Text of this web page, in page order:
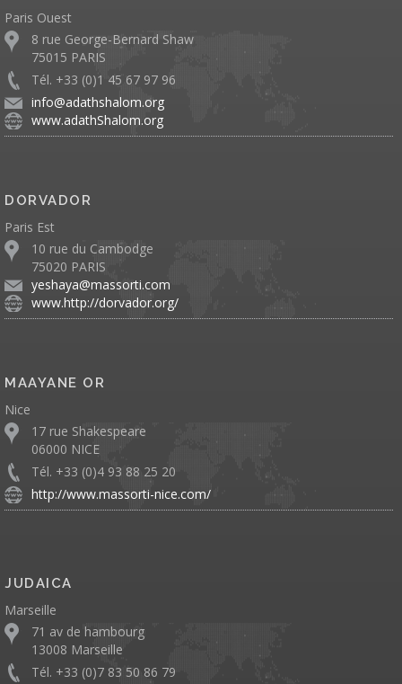
Paris Ouest
8 rue George-Bernard Shaw
75015 PARIS
Tél. +33 (0)1 45 67 97 96
info@adathshalom.org
www.adathShalom.org
DORVADOR
Paris Est
10 rue du Cambodge
75020 PARIS
yeshaya@massorti.com
www.http://dorvador.org/
MAAYANE OR
Nice
17 rue Shakespeare
06000 NICE
Tél. +33 (0)4 93 88 25 20
http://www.massorti-nice.com/
JUDAICA
Marseille
71 av de hambourg
13008 Marseille
Tél. +33 (0)7 83 50 86 79